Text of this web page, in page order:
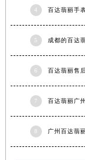
4
5
6 百达翡丽售
7 百达翡丽广
8 广州百达翡